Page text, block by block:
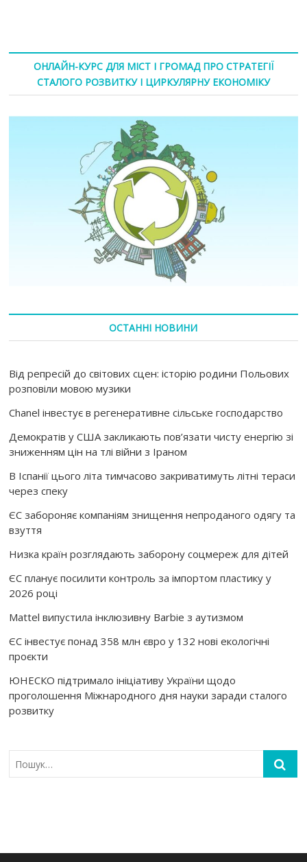
ОНЛАЙН-КУРС ДЛЯ МІСТ І ГРОМАД ПРО СТРАТЕГІЇ
СТАЛОГО РОЗВИТКУ І ЦИРКУЛЯРНУ ЕКОНОМІКУ
ОСТАННІ НОВИНИ
Від репресій до світових сцен: історію родини Польових
розповіли мовою музики
Chanel інвестує в регенеративне сільське господарство
Демократів у США закликають пов’язати чисту енергію зі
зниженням цін на тлі війни з Іраном
В Іспанії цього літа тимчасово закриватимуть літні тераси
через спеку
ЄС забороняє компаніям знищення непроданого одягу та
взуття
Низка країн розглядають заборону соцмереж для дітей
ЄС планує посилити контроль за імпортом пластику у
2026 році
Mattel випустила інклюзивну Barbie з аутизмом
ЄС інвестує понад 358 млн євро у 132 нові екологічні
проєкти
ЮНЕСКО підтримало ініціативу України щодо
проголошення Міжнародного дня науки заради сталого
розвитку